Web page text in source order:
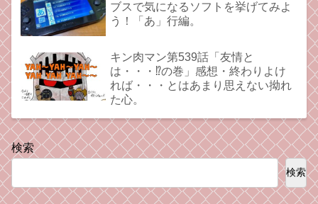
ブスで気になるソフトを挙げてみよ
う！「あ」行編。
キン肉マン第539話「友情と
は・・・⁉︎の巻」感想・終わりよけ
れば・・・とはあまり思えない拗れ
た心。
検索
検索